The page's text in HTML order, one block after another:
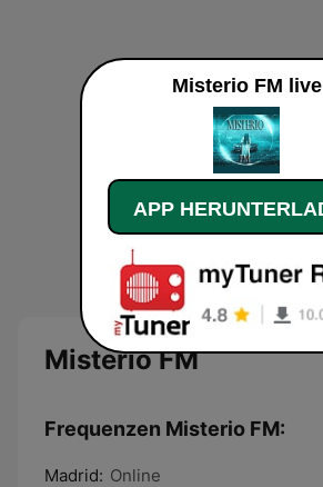
Misterio FM
Frequenzen Misterio FM:
Madrid: Online
Misterio FM live
APP